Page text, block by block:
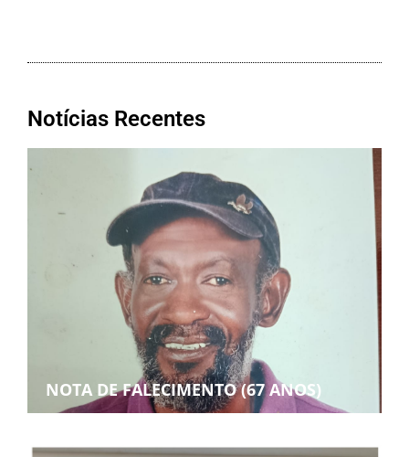
Notícias Recentes
NOTA DE FALECIMENTO (67 ANOS)